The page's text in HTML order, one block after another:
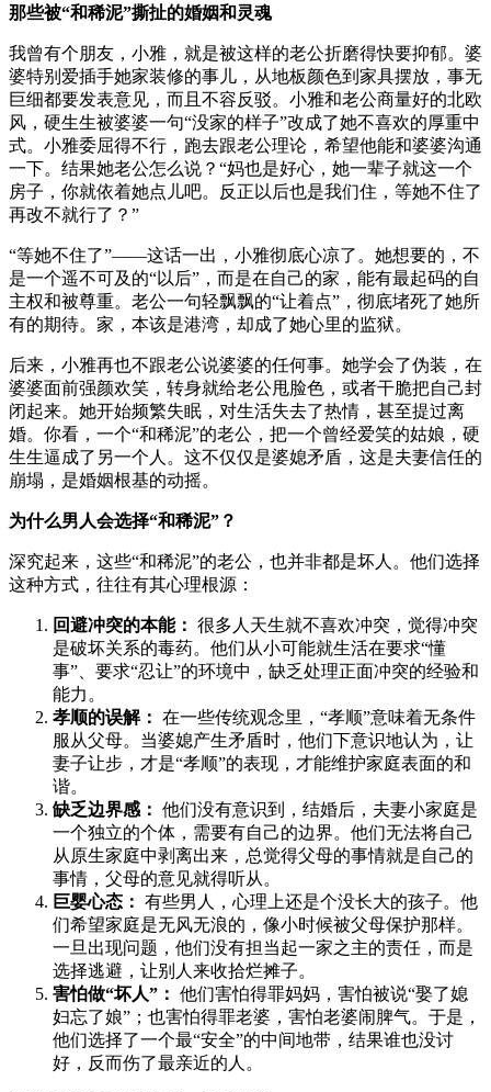
那些被“和稀泥”撕扯的婚姻和灵魂
我曾有个朋友，小雅，就是被这样的老公折磨得快要抑郁。婆
婆特别爱插手她家装修的事儿，从地板颜色到家具摆放，事无
巨细都要发表意见，而且不容反驳。小雅和老公商量好的北欧
风，硬生生被婆婆一句“没家的样子”改成了她不喜欢的厚重中
式。小雅委屈得不行，跑去跟老公理论，希望他能和婆婆沟通
一下。结果她老公怎么说？“妈也是好心，她一辈子就这一个
房子，你就依着她点儿吧。反正以后也是我们住，等她不住了
再改不就行了？”
“等她不住了”——这话一出，小雅彻底心凉了。她想要的，不
是一个遥不可及的“以后”，而是在自己的家，能有最起码的自
主权和被尊重。老公一句轻飘飘的“让着点”，彻底堵死了她所
有的期待。家，本该是港湾，却成了她心里的监狱。
后来，小雅再也不跟老公说婆婆的任何事。她学会了伪装，在
婆婆面前强颜欢笑，转身就给老公甩脸色，或者干脆把自己封
闭起来。她开始频繁失眠，对生活失去了热情，甚至提过离
婚。你看，一个“和稀泥”的老公，把一个曾经爱笑的姑娘，硬
生生逼成了另一个人。这不仅仅是婆媳矛盾，这是夫妻信任的
崩塌，是婚姻根基的动摇。
为什么男人会选择“和稀泥”？
深究起来，这些“和稀泥”的老公，也并非都是坏人。他们选择
这种方式，往往有其心理根源：
回避冲突的本能： 很多人天生就不喜欢冲突，觉得冲突
是破坏关系的毒药。他们从小可能就生活在要求“懂
事”、要求“忍让”的环境中，缺乏处理正面冲突的经验和
能力。
孝顺的误解： 在一些传统观念里，“孝顺”意味着无条件
服从父母。当婆媳产生矛盾时，他们下意识地认为，让
妻子让步，才是“孝顺”的表现，才能维护家庭表面的和
谐。
缺乏边界感： 他们没有意识到，结婚后，夫妻小家庭是
一个独立的个体，需要有自己的边界。他们无法将自己
从原生家庭中剥离出来，总觉得父母的事情就是自己的
事情，父母的意见就得听从。
巨婴心态： 有些男人，心理上还是个没长大的孩子。他
们希望家庭是无风无浪的，像小时候被父母保护那样。
一旦出现问题，他们没有担当起一家之主的责任，而是
选择逃避，让别人来收拾烂摊子。
害怕做“坏人”： 他们害怕得罪妈妈，害怕被说“娶了媳
妇忘了娘”；也害怕得罪老婆，害怕老婆闹脾气。于是，
他们选择了一个最“安全”的中间地带，结果谁也没讨
好，反而伤了最亲近的人。